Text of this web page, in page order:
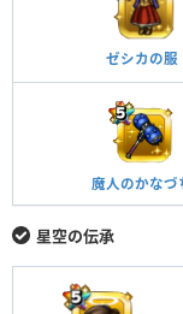
ゼシカの服
魔人のかなづ
星空の伝承